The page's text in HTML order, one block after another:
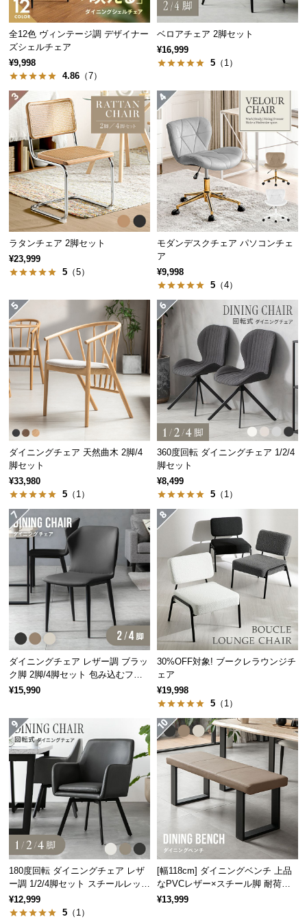
中
型
商
品
の
送
に
つ
い
て
小
型
商
品
の
配
に
つ
い
て
開
設
置
サ
ー
ビ
ス
に
つ
て
搬
入
路
つ
い
返
品・
キ
ャ
ン
セ
ル
に
つ
い
全12色 ヴィンテージ調 デザイナー
ズシェルチェア
¥9,998
4.86 （7）
ベロアチェア 2脚セット
¥16,999
5 （1）
ラタンチェア 2脚セット
¥23,999
5 （5）
モダンデスクチェア パソコンチェ
ア
¥9,998
5 （4）
ダイニングチェア 天然曲木 2脚/4
脚セット
¥33,980
5 （1）
360度回転 ダイニングチェア 1/2/4
脚セット
¥8,499
5 （1）
ダイニングチェア レザー調 ブラッ
ク脚 2脚/4脚セット 包み込むフォ
ルム
¥15,990
30%OFF対象! ブークレラウンジチ
ェア
¥19,998
5 （1）
180度回転 ダイニングチェア レザ
ー調 1/2/4脚セット スチールレッグ
ブラック脚
¥12,999
5 （1）
[幅118cm] ダイニングベンチ 上品
なPVCレザー×スチール脚 耐荷重2
00kg
¥13,999